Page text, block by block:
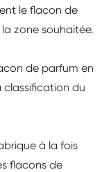
le flacon de
zone souhaitée.
de parfum en
du
à la fois
flacons de